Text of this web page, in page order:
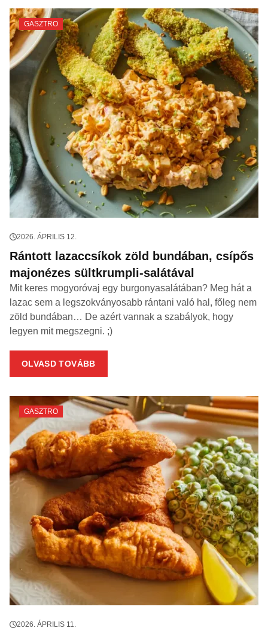
GASZTRO
2026. ÁPRILIS 12.
Rántott lazaccsíkok zöld bundában, csípős
majonézes sültkrumpli-salátával
Mit keres mogyoróvaj egy burgonyasalátában? Meg hát a
lazac sem a legszokványosabb rántani való hal, főleg nem
zöld bundában… De azért vannak a szabályok, hogy
legyen mit megszegni. ;)
OLVASD TOVÁBB
GASZTRO
2026. ÁPRILIS 11.